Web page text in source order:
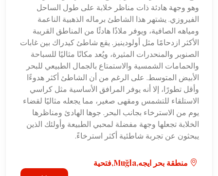
وهو وجهة هادئة ذات مناظر خلابة على طول الساحل
الفيروزي. يشتهر هذا الشاطئ برماله الذهبية الناعمة
ومياهه الصافية، ويوفر ملاذًا هادئًا من المناطق القريبة
الأكثر ازدحامًا مثل أولودينيز. يقع شاطئ كيدراك بين غابات
الصنوبر والمنحدرات المثيرة، ويُعد مكانًا مثاليًا للسباحة
والحمامات الشمسية والاستمتاع بالجمال الطبيعي للبحر
الأبيض المتوسط. على الرغم من أن الشاطئ أكثر هدوءًا
وأقل تطورًا، إلا أنه يوفر المرافق الأساسية مثل كراسي
الاستلقاء للتشمس ومقهى صغير، مما يجعله مثاليًا لقضاء
يوم من الاسترخاء بجانب البحر. جوها الهادئ ومناظرها
الخلابة تجعلها وجهة مفضلة لمحبي الطبيعة وأولئك الذين
يبحثون عن تجربة شاطئية أكثر استرخاءً.
منطقة بحر ايجه,Muğla,فتحية